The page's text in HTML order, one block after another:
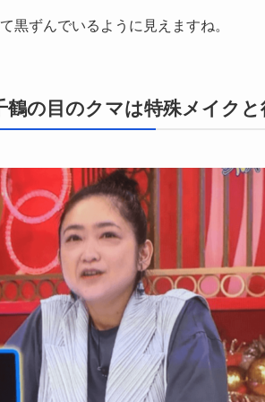
黒ずんでいるように見えますね。
鶴の目のクマは特殊メイク